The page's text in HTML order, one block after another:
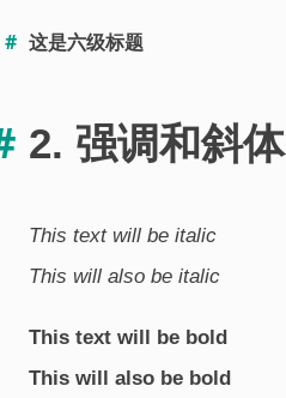
这是六级标题
2. 强调和斜体
This text will be italic
This will also be italic
This text will be bold
This will also be bold